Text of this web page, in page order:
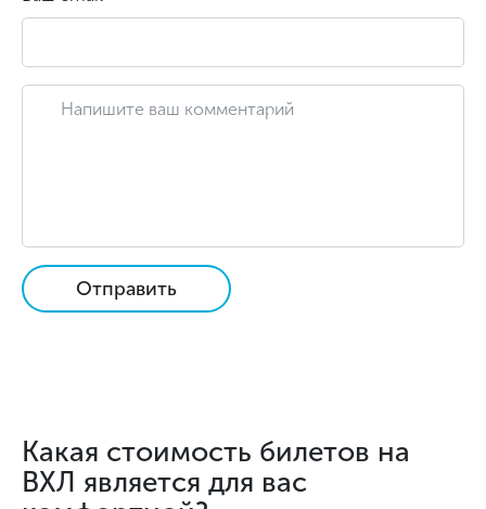
Отправить
Какая стоимость билетов на
ВХЛ является для вас